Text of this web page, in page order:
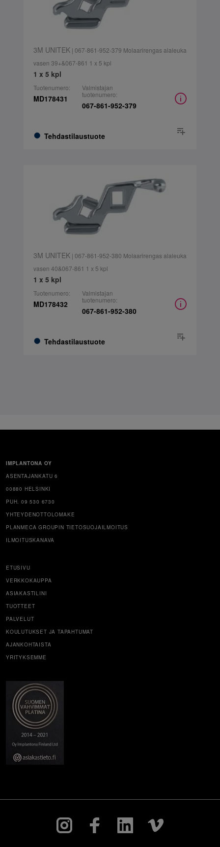
3M UNITEK| 067-861-952-379 Molaarirengas alaleuka
vasen 39+&067-861 1 x 5 kpl
1 x 5 kpl
Tuotenumero:
MD178431
Tehdastilaustuote
Valmistajan
tuotenumero:
067-861-952-379
3M UNITEK| 067-861-952-380 Molaarirengas alaleuka
vasen 40&067-861 1 x 5 kpl
1 x 5 kpl
Tuotenumero:
MD178432
Tehdastilaustuote
Valmistajan
tuotenumero:
067-861-952-380
IMPLANTONA OY
ASENTAJANKATU 6
00880 HELSINKI
PUH. 09 530 6730
YHTEYDENOTTOLOMAKE
PLANMECA GROUPIN TIETOSUOJAILMOITUS
ILMOITUSKANAVA
ETUSIVU
VERKKOKAUPPA
ASIAKASTILINI
TUOTTEET
PALVELUT
KOULUTUKSET JA TAPAHTUMAT
AJANKOHTAISTA
YRITYKSEMME